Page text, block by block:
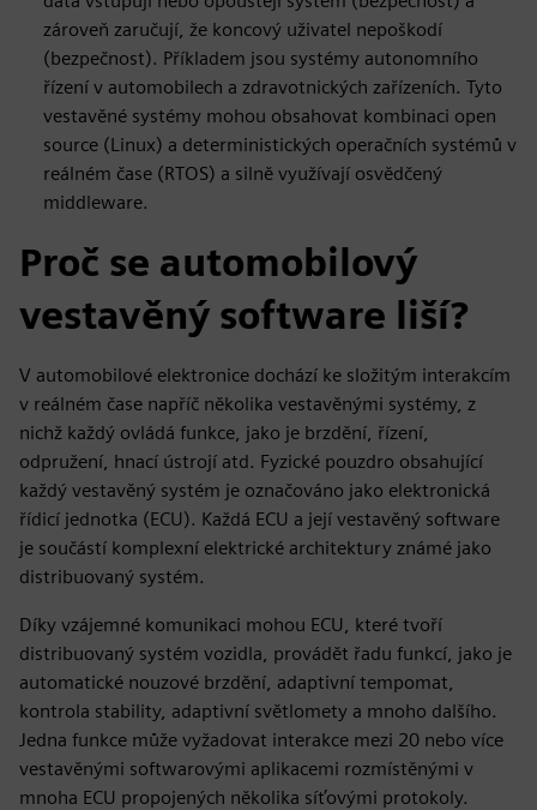
zároveň zaručují, že koncový uživatel nepoškodí
(bezpečnost). Příkladem jsou systémy autonomního
řízení v automobilech a zdravotnických zařízeních. Tyto
vestavěné systémy mohou obsahovat kombinaci open
source (Linux) a deterministických operačních systémů v
reálném čase (RTOS) a silně využívají osvědčený
middleware.
Proč se automobilový
vestavěný software liší?
V automobilové elektronice dochází ke složitým interakcím
v reálném čase napříč několika vestavěnými systémy, z
nichž každý ovládá funkce, jako je brzdění, řízení,
odpružení, hnací ústrojí atd. Fyzické pouzdro obsahující
každý vestavěný systém je označováno jako elektronická
řídicí jednotka (ECU). Každá ECU a její vestavěný software
je součástí komplexní elektrické architektury známé jako
distribuovaný systém.
Díky vzájemné komunikaci mohou ECU, které tvoří
distribuovaný systém vozidla, provádět řadu funkcí, jako je
automatické nouzové brzdění, adaptivní tempomat,
kontrola stability, adaptivní světlomety a mnoho dalšího.
Jedna funkce může vyžadovat interakce mezi 20 nebo více
vestavěnými softwarovými aplikacemi rozmístěnými v
mnoha ECU propojených několika síťovými protokoly.